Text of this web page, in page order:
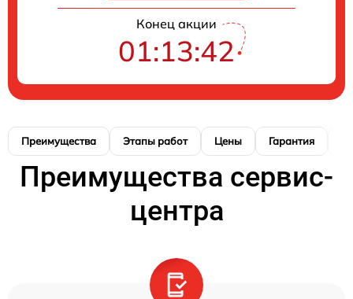
Конец акции
01:13:41
Преимущества Этапы работ Цены Гарантия
Преимущества сервис-
центра